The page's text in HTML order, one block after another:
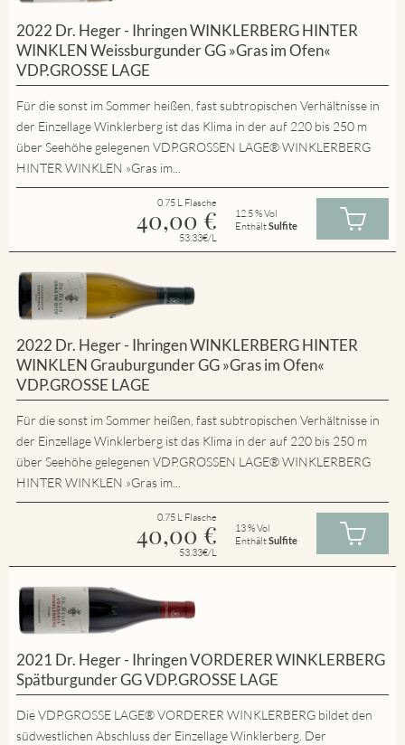
2022 Dr. Heger - Ihringen WINKLERBERG HINTER
WINKLEN Weissburgunder GG »Gras im Ofen«
VDP.GROSSE LAGE
Für die sonst im Sommer heißen, fast subtropischen Verhältnisse in
der Einzellage Winklerberg ist das Klima in der auf 220 bis 250 m
über Seehöhe gelegenen VDP.GROSSEN LAGE® WINKLERBERG
HINTER WINKLEN »Gras im...
0.75 L Flasche
40,00 €
53.33€/L
12.5 % Vol
EnthältSulfite
2022 Dr. Heger - Ihringen WINKLERBERG HINTER
WINKLEN Grauburgunder GG »Gras im Ofen«
VDP.GROSSE LAGE
Für die sonst im Sommer heißen, fast subtropischen Verhältnisse in
der Einzellage Winklerberg ist das Klima in der auf 220 bis 250 m
über Seehöhe gelegenen VDP.GROSSEN LAGE® WINKLERBERG
HINTER WINKLEN »Gras im...
0.75 L Flasche
40,00 €
53.33€/L
13 % Vol
EnthältSulfite
2021 Dr. Heger - Ihringen VORDERER WINKLERBERG
Spätburgunder GG VDP.GROSSE LAGE
Die VDP.GROSSE LAGE® VORDERER WINKLERBERG bildet den
südwestlichen Abschluss der Einzellage Winklerberg. Der